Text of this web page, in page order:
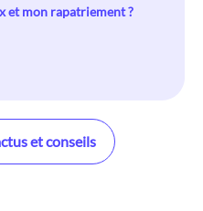
et mon rapatriement ?
et conseils